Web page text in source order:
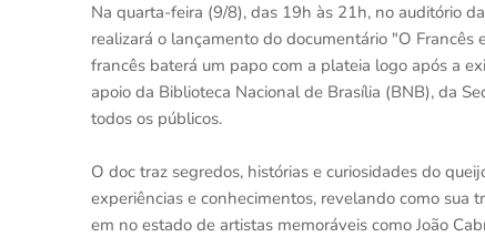
Na quarta-feira (9/8), das 19h às 21h, no auditório
realizará o lançamento do documentário "O
francês baterá um papo com a plateia logo após a
apoio da Biblioteca Nacional de Brasília (BNB), da
todos os públicos.
O doc traz segredos, histórias e curiosidades do
experiências e conhecimentos, revelando como sua
em no estado de artistas memoráveis como João